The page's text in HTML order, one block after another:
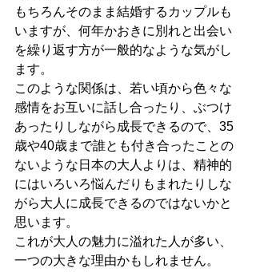
もちろんそのまま結婚するカップルも
いますが、何年かおきに別れと出会い
を繰り返す方が一般的なような気がし
ます。
このような関係は、若い頃から色々な
感情をお互いに話し合ったり、ぶつけ
あったりしながら成長できるので、35
歳や40歳まで誰とも付き合ったことの
ないような日本の大人よりは、精神的
にはいろいろ悩んだりもまれたりしな
がら大人に成長できるのではないかと
思います。
これが大人の魅力に溢れた人が多い、
一つの大きな理由かもしれません。